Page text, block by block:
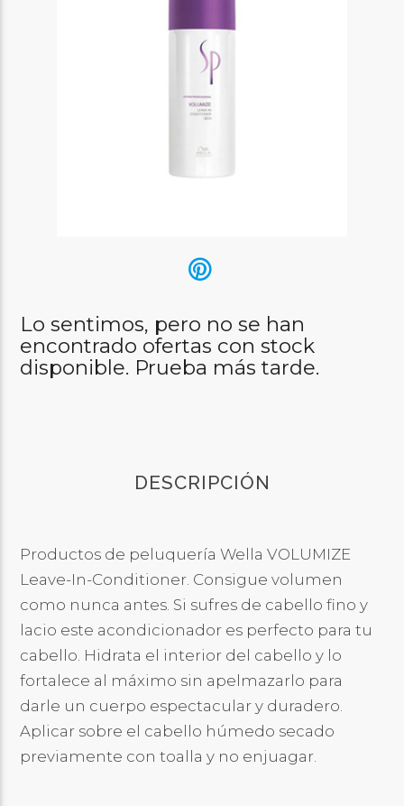
Lo sentimos, pero no se han
encontrado ofertas con stock
disponible. Prueba más tarde.
DESCRIPCIÓN
Productos de peluquería Wella VOLUMIZE
Leave-In-Conditioner. Consigue volumen
como nunca antes. Si sufres de cabello fino y
lacio este acondicionador es perfecto para tu
cabello. Hidrata el interior del cabello y lo
fortalece al máximo sin apelmazarlo para
darle un cuerpo espectacular y duradero.
Aplicar sobre el cabello húmedo secado
previamente con toalla y no enjuagar.